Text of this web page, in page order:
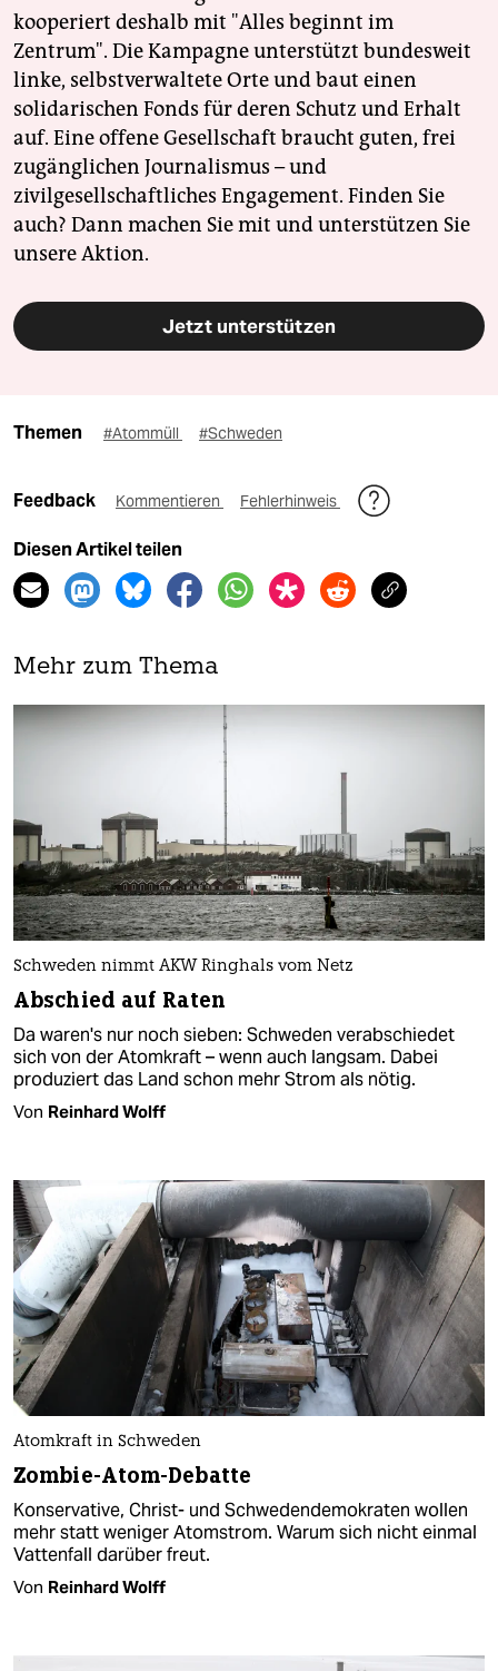
kooperiert deshalb mit "Alles beginnt im
Zentrum". Die Kampagne unterstützt bundesweit
linke, selbstverwaltete Orte und baut einen
solidarischen Fonds für deren Schutz und Erhalt
auf. Eine offene Gesellschaft braucht guten, frei
zugänglichen Journalismus – und
zivilgesellschaftliches Engagement. Finden Sie
auch? Dann machen Sie mit und unterstützen Sie
unsere Aktion.
Jetzt unterstützen
Themen #Atommüll #Schweden
Feedback Kommentieren Fehlerhinweis
Diesen Artikel teilen
Mehr zum Thema
Schweden nimmt AKW Ringhals vom Netz
Abschied auf Raten
Da waren's nur noch sieben: Schweden verabschiedet
sich von der Atomkraft – wenn auch langsam. Dabei
produziert das Land schon mehr Strom als nötig.
Von Reinhard Wolff
Atomkraft in Schweden
Zombie-Atom-Debatte
Konservative, Christ- und Schwedendemokraten wollen
mehr statt weniger Atomstrom. Warum sich nicht einmal
Vattenfall darüber freut.
Von Reinhard Wolff